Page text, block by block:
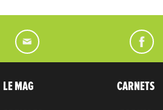
LE MAG CARNETS